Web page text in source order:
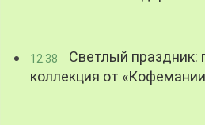
12:38
Светлый праздник:
коллекция от